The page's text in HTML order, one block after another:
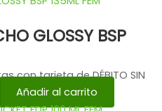
GLOSSY BSP
con tarjeta de DÉBITO SIN
Añadir al carrito